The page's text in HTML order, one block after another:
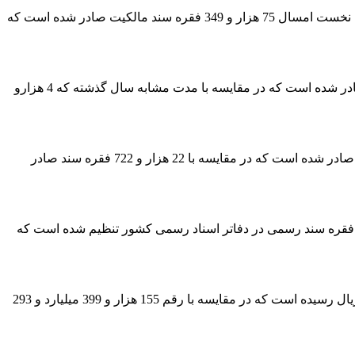
رئیس سازمان ثبت اسناد و املاک کشور ادامه داد: در حوزه اجرای قانون تعیین تکلیف اراضی و ساختمان‌های فاقد سند رسمی، طی دو ماهه نخست امسال 75 هزار و 349 فقره سند مالکیت صادر شده است که
بابایی با اشاره به عملکرد سازمان در حوزه اسناد صادره موقوفات گفت: در دو ماهه سال جاری 5 هزار و 122 فقره سند مالکیت موقوفه صادر شده است که در مقایسه با مدت مشابه سال گذشته که 4 هزارو
وی همچنین از رشد صدور اسناد مالکیت دولتی خبر داد و افزود: در دو ماهه نخست سال 1405 تعداد 28 هزار و 890 فقره سند مالکیت دولتی صادر شده است که در مقایسه با 22 هزار و 722 فقره سند صادر
سازمان ثبت اسناد و املاک کشور با اشاره به عملکرد دفاتر اسناد رسمی تصریح کرد: در دو ماهه امسال، دو میلیون و 531 هزار و 382 فقره سند رسمی در دفاتر اسناد رسمی کشور تنظیم شده است که
بابایی در ادامه گفت: میزان وصول معوقات بانکی در دو ماهه نخست سال جاری به 166 هزار و 507 میلیارد و 901 میلیون و 824 هزار و 822 ریال رسیده است که در مقایسه با رقم 155 هزار و 399 میلیارد و 293